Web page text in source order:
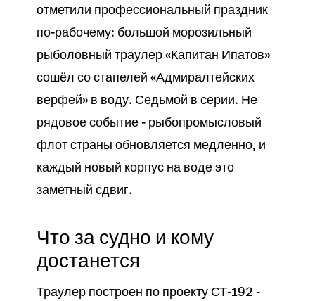
отметили профессиональный праздник
по-рабочему: большой морозильный
рыболовный траулер «Капитан Ипатов»
сошёл со стапелей «Адмиралтейских
верфей» в воду. Седьмой в серии. Не
рядовое событие - рыбопромысловый
флот страны обновляется медленно, и
каждый новый корпус на воде это
заметный сдвиг.
Что за судно и кому
достанется
Траулер построен по проекту СТ-192 -